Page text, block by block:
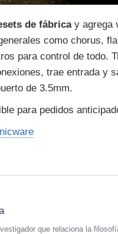
de fábricay agrega
como chorus,
para control de todo.
trae entrada y
de 3.5mm.
para pedidos
que relaciona la